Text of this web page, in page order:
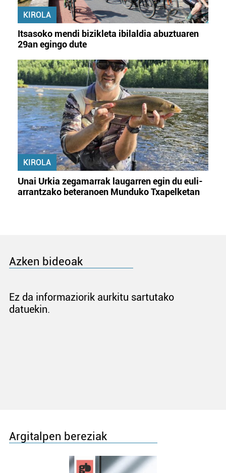
KIROLA
Itsasoko mendi bizikleta ibilaldia abuztuaren
29an egingo dute
KIROLA
Unai Urkia zegamarrak laugarren egin du euli-
arrantzako beteranoen Munduko Txapelketan
Azken bideoak
Ez da informaziorik aurkitu sartutako
datuekin.
Argitalpen bereziak